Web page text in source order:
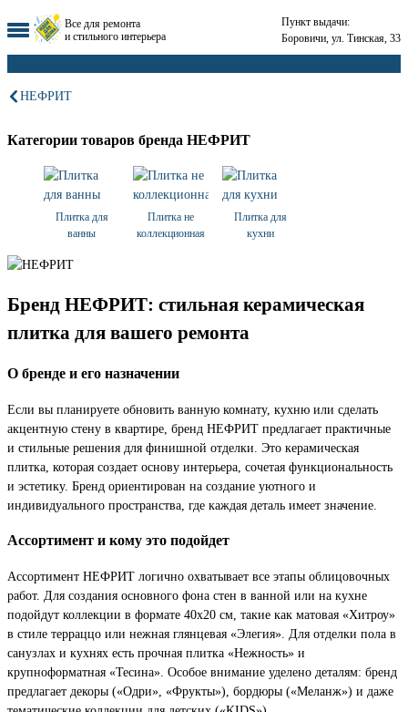
Все для ремонта
и стильного интерьера
Пункт выдачи:
Боровичи, ул. Тинская, 33
НЕФРИТ
Категории товаров бренда НЕФРИТ
Плитка для
ванны
Плитка не
коллекционная
Плитка для
кухни
Бренд НЕФРИТ: стильная керамическая
плитка для вашего ремонта
О бренде и его назначении
Если вы планируете обновить ванную комнату, кухню или сделать
акцентную стену в квартире, бренд НЕФРИТ предлагает практичные
и стильные решения для финишной отделки. Это керамическая
плитка, которая создает основу интерьера, сочетая функциональность
и эстетику. Бренд ориентирован на создание уютного и
индивидуального пространства, где каждая деталь имеет значение.
Ассортимент и кому это подойдет
Ассортимент НЕФРИТ логично охватывает все этапы облицовочных
работ. Для создания основного фона стен в ванной или на кухне
подойдут коллекции в формате 40х20 см, такие как матовая «Хитроу»
в стиле терраццо или нежная глянцевая «Элегия». Для отделки пола в
санузлах и кухнях есть прочная плитка «Нежность» и
крупноформатная «Тесина». Особое внимание уделено деталям: бренд
предлагает декоры («Одри», «Фрукты»), бордюры («Меланж») и даже